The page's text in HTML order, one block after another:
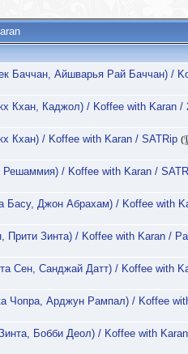
Баччан, Айшварья Рай Баччан) /
Кхан, Каджол) / Koffee with Karan /
Кхан) / Koffee with Karan / SATRip (
/ Koffee with Karan /
Басу, Джон Абрахам) / Koffee with
Зинта) / Koffee with Karan /
Сен, Санджай Датт) / Koffee with
Чопра, Арджун Рампал) / Koffee
Бобби Деол) / Koffee with